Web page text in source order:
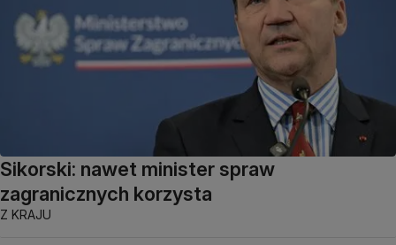
Sikorski: nawet minister spraw
zagranicznych korzysta
Z KRAJU